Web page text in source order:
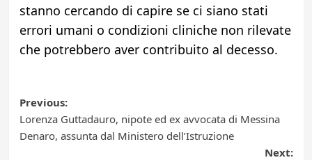
stanno cercando di capire se ci siano stati
errori umani o condizioni cliniche non rilevate
che potrebbero aver contribuito al decesso.
Post
navigation
Previous:
Lorenza Guttadauro, nipote ed ex avvocata di Messina
Denaro, assunta dal Ministero dell’Istruzione
Next: